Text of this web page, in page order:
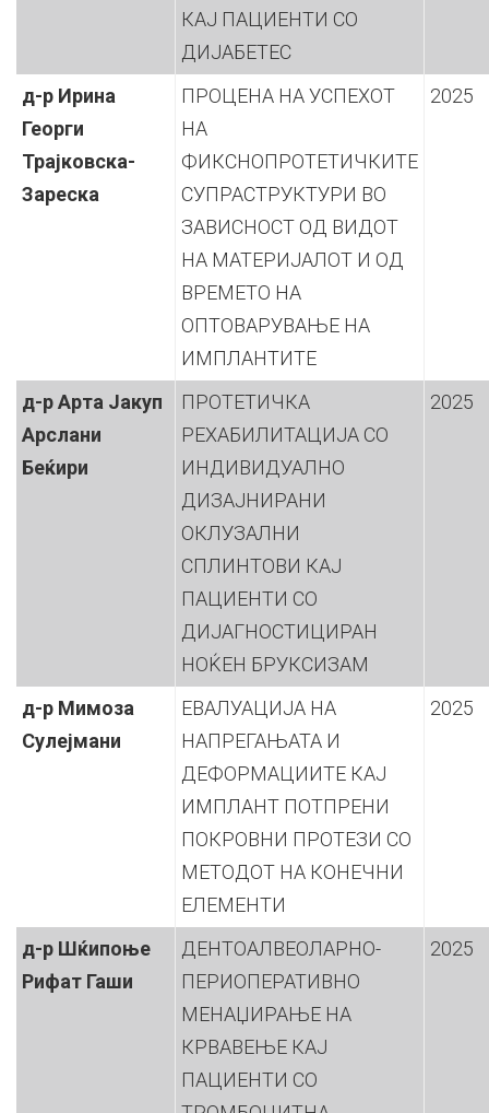
КАЈ ПАЦИЕНТИ СО
ДИЈАБЕТЕС
д-р Ирина
Георги
Трајковска-
Зареска
ПРОЦЕНА НА УСПЕХОТ
НА
ФИКСНОПРОТЕТИЧКИТЕ
СУПРАСТРУКТУРИ ВО
ЗАВИСНОСТ ОД ВИДОТ
НА МАТЕРИЈАЛОТ И ОД
ВРЕМЕТО НА
ОПТОВАРУВАЊЕ НА
ИМПЛАНТИТЕ
2025
д-р Арта Јакуп
Арслани
Беќири
ПРОТЕТИЧКА
РЕХАБИЛИТАЦИЈА СО
ИНДИВИДУАЛНО
ДИЗАЈНИРАНИ
ОКЛУЗАЛНИ
СПЛИНТOВИ КАЈ
ПАЦИЕНТИ СО
ДИЈАГНОСТИЦИРАН
НОЌЕН БРУКСИЗАМ
2025
д-р Мимоза
Сулејмани
ЕВАЛУАЦИЈА НА
НАПРЕГАЊАТА И
ДЕФОРМАЦИИТЕ КАЈ
ИМПЛАНТ ПОТПРЕНИ
ПОКРОВНИ ПРОТЕЗИ СО
МЕТОДОТ НА КОНЕЧНИ
ЕЛЕМЕНТИ
2025
д-р Шќипоње
Рифат Гаши
ДЕНТОАЛВЕОЛАРНО-
ПЕРИОПЕРАТИВНО
МЕНАЏИРАЊЕ НА
КРВАВЕЊЕ КАЈ
ПАЦИЕНТИ СО
2025